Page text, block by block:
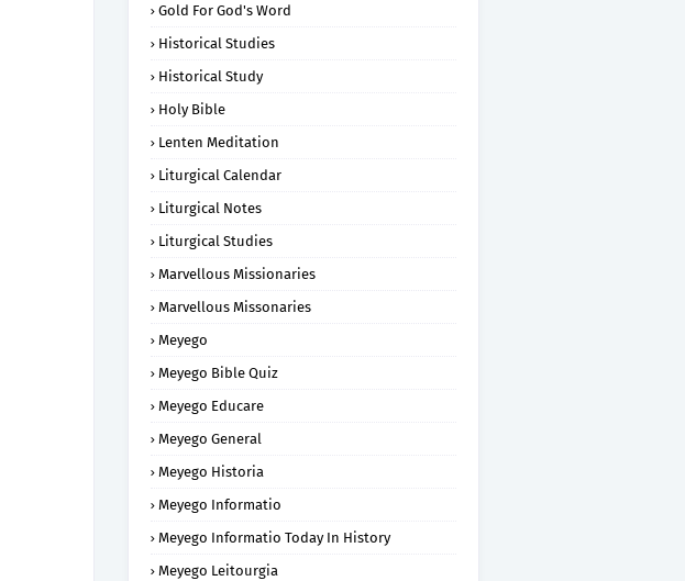
Gold For God's Word
Historical Studies
Historical Study
Holy Bible
Lenten Meditation
Liturgical Calendar
Liturgical Notes
Liturgical Studies
Marvellous Missionaries
Marvellous Missonaries
Meyego
Meyego Bible Quiz
Meyego Educare
Meyego General
Meyego Historia
Meyego Informatio
Meyego Informatio Today In History
Meyego Leitourgia